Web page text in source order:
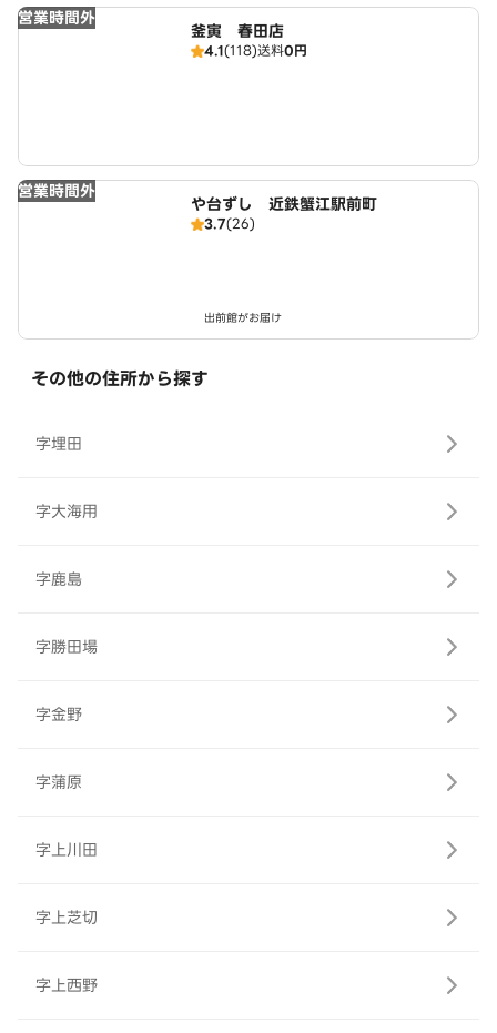
営業時間外
釜寅 春田店
4.1(118)送料0円
営業時間外
や台ずし 近鉄蟹江駅前町
3.7(26)
出前館がお届け
その他の住所から探す
字埋田
字大海用
字鹿島
字勝田場
字金野
字蒲原
字上川田
字上芝切
字上西野